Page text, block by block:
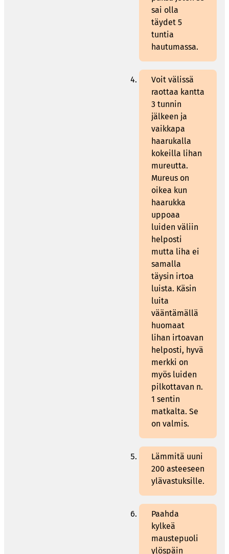
sai olla
täydet 5
tuntia
hautumassa.
Voit välissä
raottaa kantta
3 tunnin
jälkeen ja
vaikkapa
haarukalla
kokeilla lihan
mureutta.
Mureus on
oikea kun
haarukka
uppoaa
luiden väliin
helposti
mutta liha ei
samalla
täysin irtoa
luista. Käsin
luita
vääntämällä
huomaat
lihan irtoavan
helposti, hyvä
merkki on
myös luiden
pilkottavan n.
1 sentin
matkalta. Se
on valmis.
Lämmitä uuni
200 asteeseen
ylävastuksille.
Paahda
kylkeä
maustepuoli
ylöspäin